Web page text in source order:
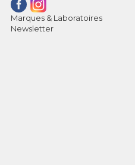
Marques & Laboratoires
Newsletter